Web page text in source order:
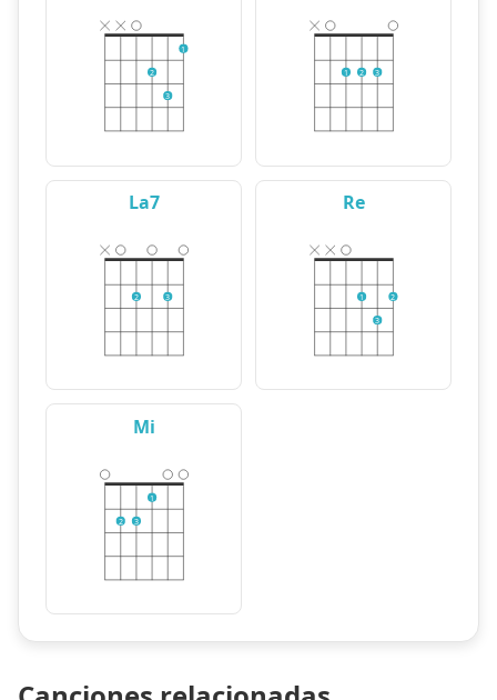
2
3
1
1 2 3
La7
2 3
Re
1
3
2
Mi
2 3
1